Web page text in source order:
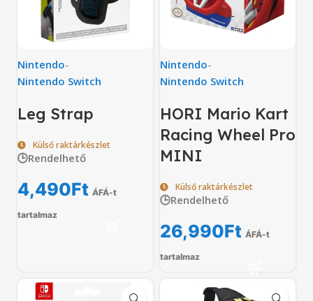
Nintendo-
Nintendo Switch
Leg Strap
Külső raktárkészlet
🕒Rendelhető
4,490Ft ÁFÁ-t
tartalmaz
Nintendo-
Nintendo Switch
HORI Mario Kart
Racing Wheel Pro
MINI
Külső raktárkészlet
🕒Rendelhető
26,990Ft ÁFÁ-t
tartalmaz